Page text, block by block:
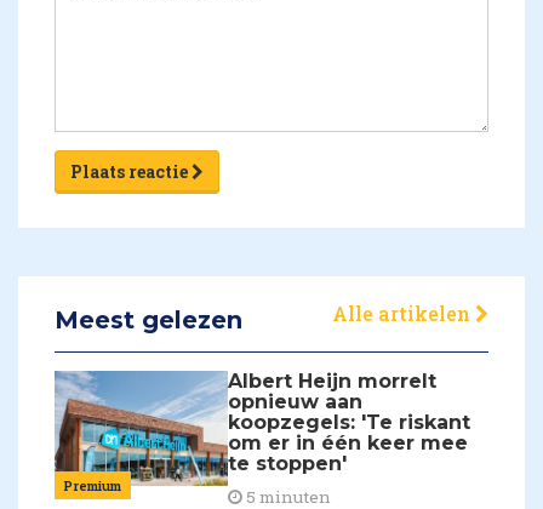
Plaats reactie
Meest gelezen Alle artikelen
Premium
Albert Heijn morrelt
opnieuw aan
koopzegels: 'Te riskant
om er in één keer mee
te stoppen'
5 minuten